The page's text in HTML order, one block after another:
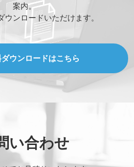
案内。
ウンロードいただけます。
ダウンロードはこちら
い合わせ